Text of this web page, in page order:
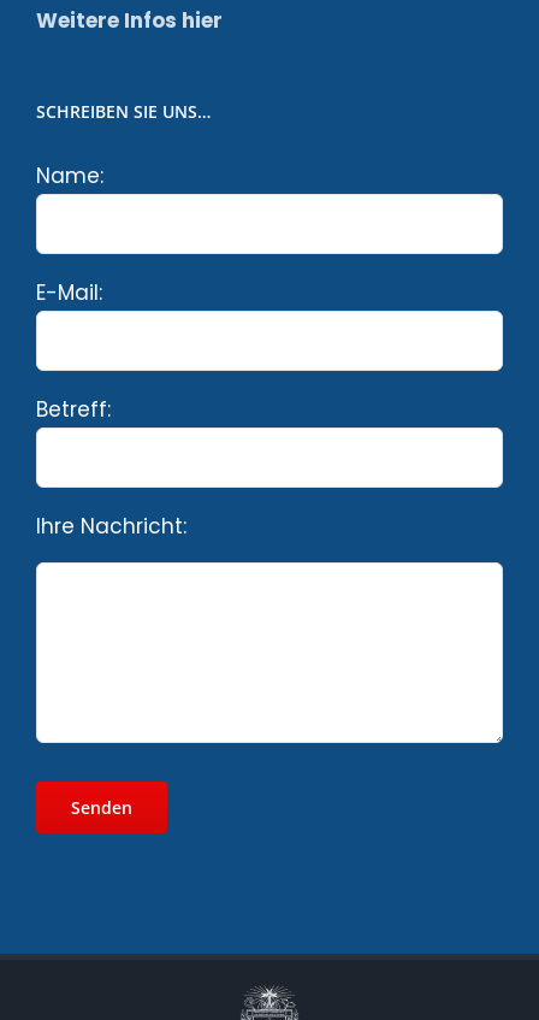
Weitere Infos hier
SCHREIBEN SIE UNS…
Name:
E-Mail:
Betreff:
Ihre Nachricht: